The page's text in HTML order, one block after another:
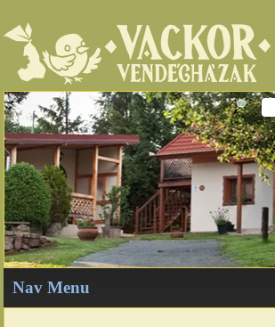
Nav Menu